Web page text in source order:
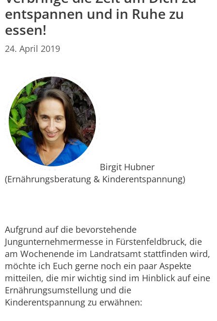
entspannen und in Ruhe zu
essen!
24. April 2019
Birgit Hubner
(Ernährungsberatung & Kinderentspannung)
Aufgrund auf die bevorstehende
Jungunternehmermesse in Fürstenfeldbruck, die
am Wochenende im Landratsamt stattfinden wird,
möchte ich Euch gerne noch ein paar Aspekte
mitteilen, die mir wichtig sind im Hinblick auf eine
Ernährungsumstellung und die
Kinderentspannung zu erwähnen: